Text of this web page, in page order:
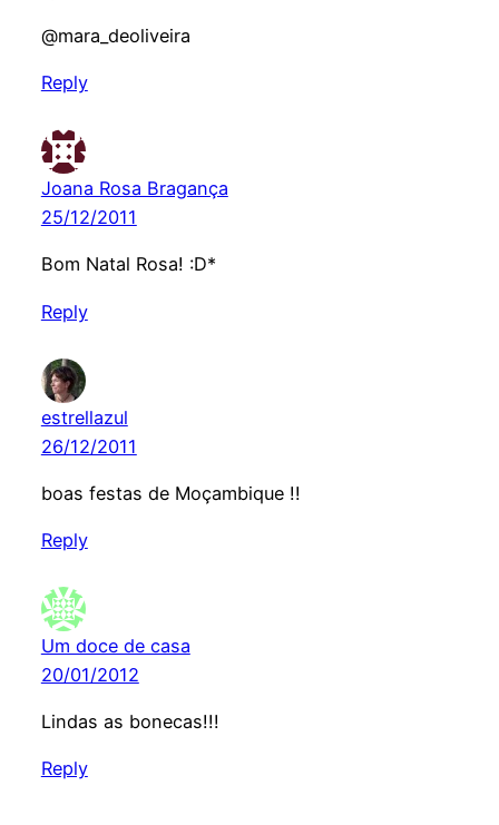
@mara_deoliveira
Reply
Joana Rosa Bragança
25/12/2011
Bom Natal Rosa! :D*
Reply
estrellazul
26/12/2011
boas festas de Moçambique !!
Reply
Um doce de casa
20/01/2012
Lindas as bonecas!!!
Reply